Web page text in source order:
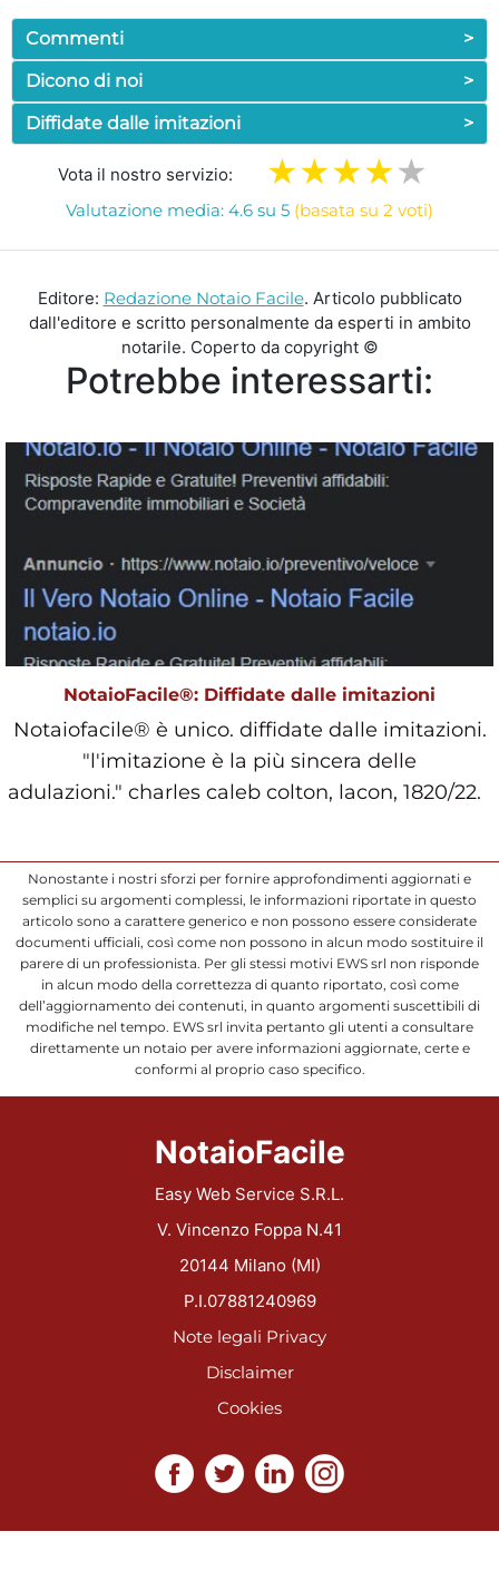
Commenti
>
Dicono di noi
>
Diffidate dalle imitazioni
>
Vota il nostro servizio:
Valutazione media: 4.6 su 5 (basata su 2 voti)
Editore: Redazione Notaio Facile. Articolo pubblicato
dall'editore e scritto personalmente da esperti in ambito
notarile. Coperto da copyright ©
Potrebbe interessarti:
NotaioFacile®: Diffidate dalle imitazioni
Notaiofacile® è unico. diffidate dalle imitazioni.
"l'imitazione è la più sincera delle
adulazioni." charles caleb colton, lacon, 1820/22.
Nonostante i nostri sforzi per fornire approfondimenti aggiornati e
semplici su argomenti complessi, le informazioni riportate in questo
articolo sono a carattere generico e non possono essere considerate
documenti ufficiali, così come non possono in alcun modo sostituire il
parere di un professionista. Per gli stessi motivi EWS srl non risponde
in alcun modo della correttezza di quanto riportato, così come
dell’aggiornamento dei contenuti, in quanto argomenti suscettibili di
modifiche nel tempo. EWS srl invita pertanto gli utenti a consultare
direttamente un notaio per avere informazioni aggiornate, certe e
conformi al proprio caso specifico.
NotaioFacile
Easy Web Service S.R.L.
V. Vincenzo Foppa N.41
20144 Milano (MI)
P.I.07881240969
Note legali Privacy
Disclaimer
Cookies